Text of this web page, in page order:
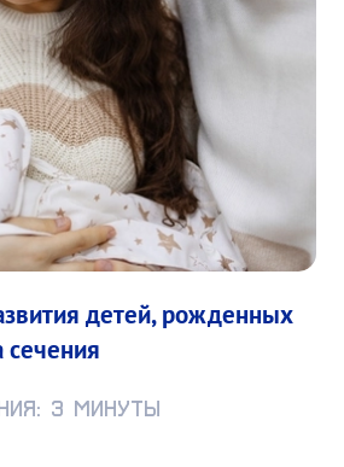
детей, рожденных
сечения
3 минуты